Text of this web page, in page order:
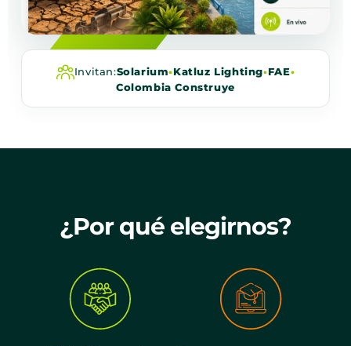
Invitan:Solarium•Katluz Lighting•FAE•
Colombia Construye
¿Por qué elegirnos?